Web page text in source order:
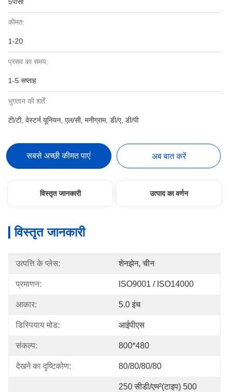
कीमत:
1-20
प्रसव का समय:
1-5 सप्ताह
भुगतान की शर्तें:
टी/टी, वेस्टर्न यूनियन, एल/सी, मनीग्राम, डी/ए, डी/पी
सबसे अच्छी कीमत पाएं अब बात करें
विस्तृत जानकारी उत्पाद का वर्णन
विस्तृत जानकारी
उत्पत्ति के प्लेस: शेनझेन, चीन
प्रमाणन: ISO9001 / ISO14000
आकार: 5.0 इंच
डिस्पियाय मोड: आईपीएस
संकल्प: 800*480
देखने का दृष्टिकोण: 80/80/80/80
250 सीडी/एम²(टाइप) 500